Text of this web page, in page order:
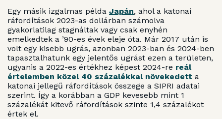
Egy másik izgalmas példa Japán, ahol a katonai
ráfordítások 2023-as dollárban számolva
gyakorlatilag stagnáltak vagy csak enyhén
emelkedtek a ’90-es évek eleje óta. Már 2017 után is
volt egy kisebb ugrás, azonban 2023-ban és 2024-ben
tapasztalhatunk egy jelentős ugrást ezen a területen,
ugyanis a 2022-es értékhez képest 2024-re reál
értelemben közel 40 százalékkal növekedett a
katonai jellegű ráfordítások összege a SIPRI adatai
szerint. Így a korábban a GDP kevesebb mint 1
százalékát kitevő ráfordítások szinte 1,4 százalékot
értek el.